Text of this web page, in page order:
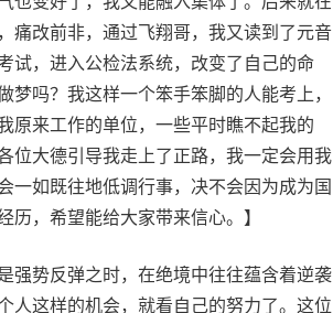
痛改前非，通过飞翔哥，我又读到了元音
试，进入公检法系统，改变了自己的命
吗？我这样一个笨手笨脚的人能考上，
原来工作的单位，一些平时瞧不起我的
位大德引导我走上了正路，我一定会用我
一如既往地低调行事，决不会因为成为国
，希望能给大家带来信心。】
强势反弹之时，在绝境中往往蕴含着逆袭
人这样的机会，就看自己的努力了。这位